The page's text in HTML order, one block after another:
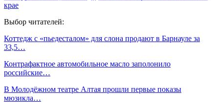
крае
Выбор читателей:
Коттедж с «пьедесталом» для слона продают в Барнауле за
33,5…
Контрафактное автомобильное масло заполонило
российские…
В Молодёжном театре Алтая прошли первые показы
мюзикла…